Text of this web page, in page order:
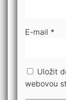
E-mail *
Uložit
webovou